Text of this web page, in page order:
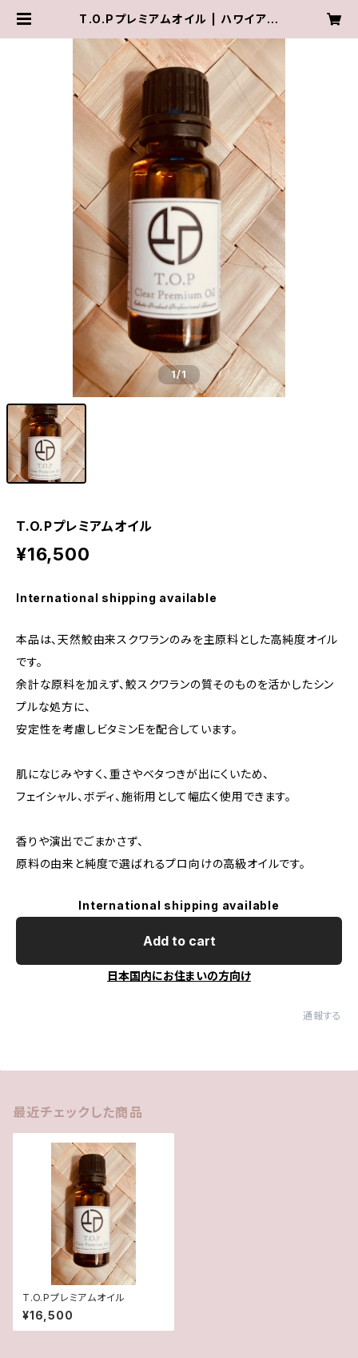
T.O.Pプレミアムオイル | ハワイアン
OSME Beauty Room
1/1
T.O.Pプレミアムオイル
¥16,500
International shipping available
本品は、天然鮫由来スクワランのみを主原料とした高純度オイル
です。
余計な原料を加えず、鮫スクワランの質そのものを活かしたシン
プルな処方に、
安定性を考慮しビタミンEを配合しています。
肌になじみやすく、重さやベタつきが出にくいため、
フェイシャル、ボディ、施術用として幅広く使用できます。
香りや演出でごまかさず、
原料の由来と純度で選ばれるプロ向けの高級オイルです。
International shipping available
Add to cart
日本国内にお住まいの方向け
通報する
最近チェックした商品
T.O.Pプレミアムオイル
¥16,500